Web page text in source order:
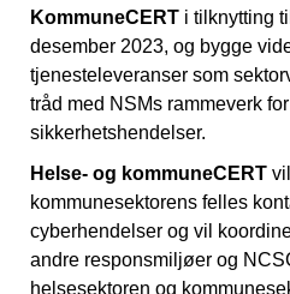
KommuneCERT i tilknytting
desember 2023, og bygge
tjenesteleveranser som
tråd med NSMs rammeverk
sikkerhetshendelser.
Helse- og kommuneCERT
kommunesektorens felles
cyberhendelser og vil
andre responsmiljøer og
helsesektoren og